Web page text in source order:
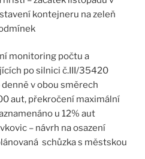
kontejneru na zeleň
monitoring počtu a
po silnici č.III/35420
v obou směrech
aut, překročení maximální
u 12% aut
– návrh na osazení
schůzka s městskou